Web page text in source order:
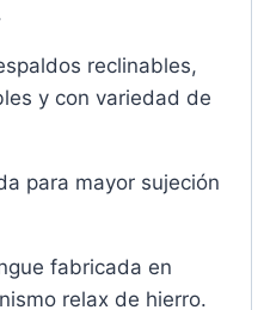
reclinables,
y con variedad de
para mayor sujeción
fabricada en
relax de hierro.